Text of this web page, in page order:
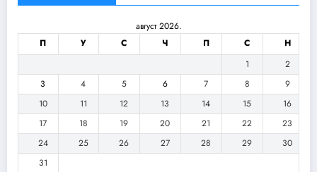
август 2026.
П
У С Ч П С
Н
1
2
3
4 5 6 7 8
9
10
11 12 13 14 15
16
17
18 19 20 21 22
23
24
25 26 27 28 29
30
31